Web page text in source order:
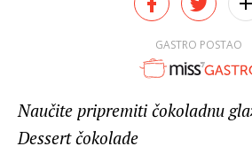
GASTRO POSTAO
Naučite pripremiti čokoladnu
Dessert čokolade